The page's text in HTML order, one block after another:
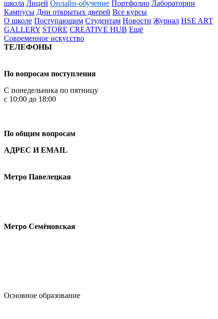
школа Лицей Онлайн-обучение Портфолио Лаборатории
Кампусы Дни открытых дверей Все курсы
О школе Поступающим Студентам Новости Журнал HSE ART
GALLERY STORE CREATIVE HUB Ещё
Современное искусство
ТЕЛЕФОНЫ
По вопросам поступления
С понедельника по пятницу
с 10:00 до 18:00
По общим вопросам
АДРЕС И EMAIL
Метро Павелецкая
Метро Семёновская
Основное образование